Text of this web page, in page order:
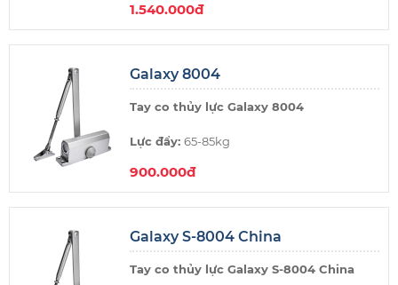
Thương hiệu:
Xuất xứ:Trung Quốc
1.540.000đ
Galaxy 8004
Tay co thủy lực Galaxy 8004
Lực đẩy: 65-85kg
Thương hiệu:
Xuất xứ:Taiwan (Đài Loan)
Không điểm dừng
900.000đ
Galaxy S-8004 China
Tay co thủy lực Galaxy S-8004 China